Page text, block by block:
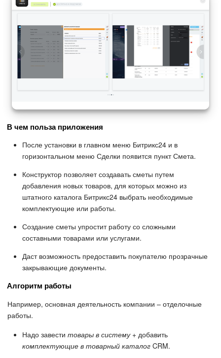
В чем польза приложения
После установки в главном меню Битрикс24 и в
горизонтальном меню Сделки появится пункт Смета.
Конструктор позволяет создавать сметы путем
добавления новых товаров, для которых можно из
штатного каталога Битрикс24 выбрать необходимые
комплектующие или работы.
Создание сметы упростит работу со сложными
составными товарами или услугами.
Даст возможность предоставить покупателю прозрачные
закрывающие документы.
Алгоритм работы
Например, основная деятельность компании – отделочные
работы.
Надо завести товары в систему+ добавить
комплектующие в товарный каталог CRM.